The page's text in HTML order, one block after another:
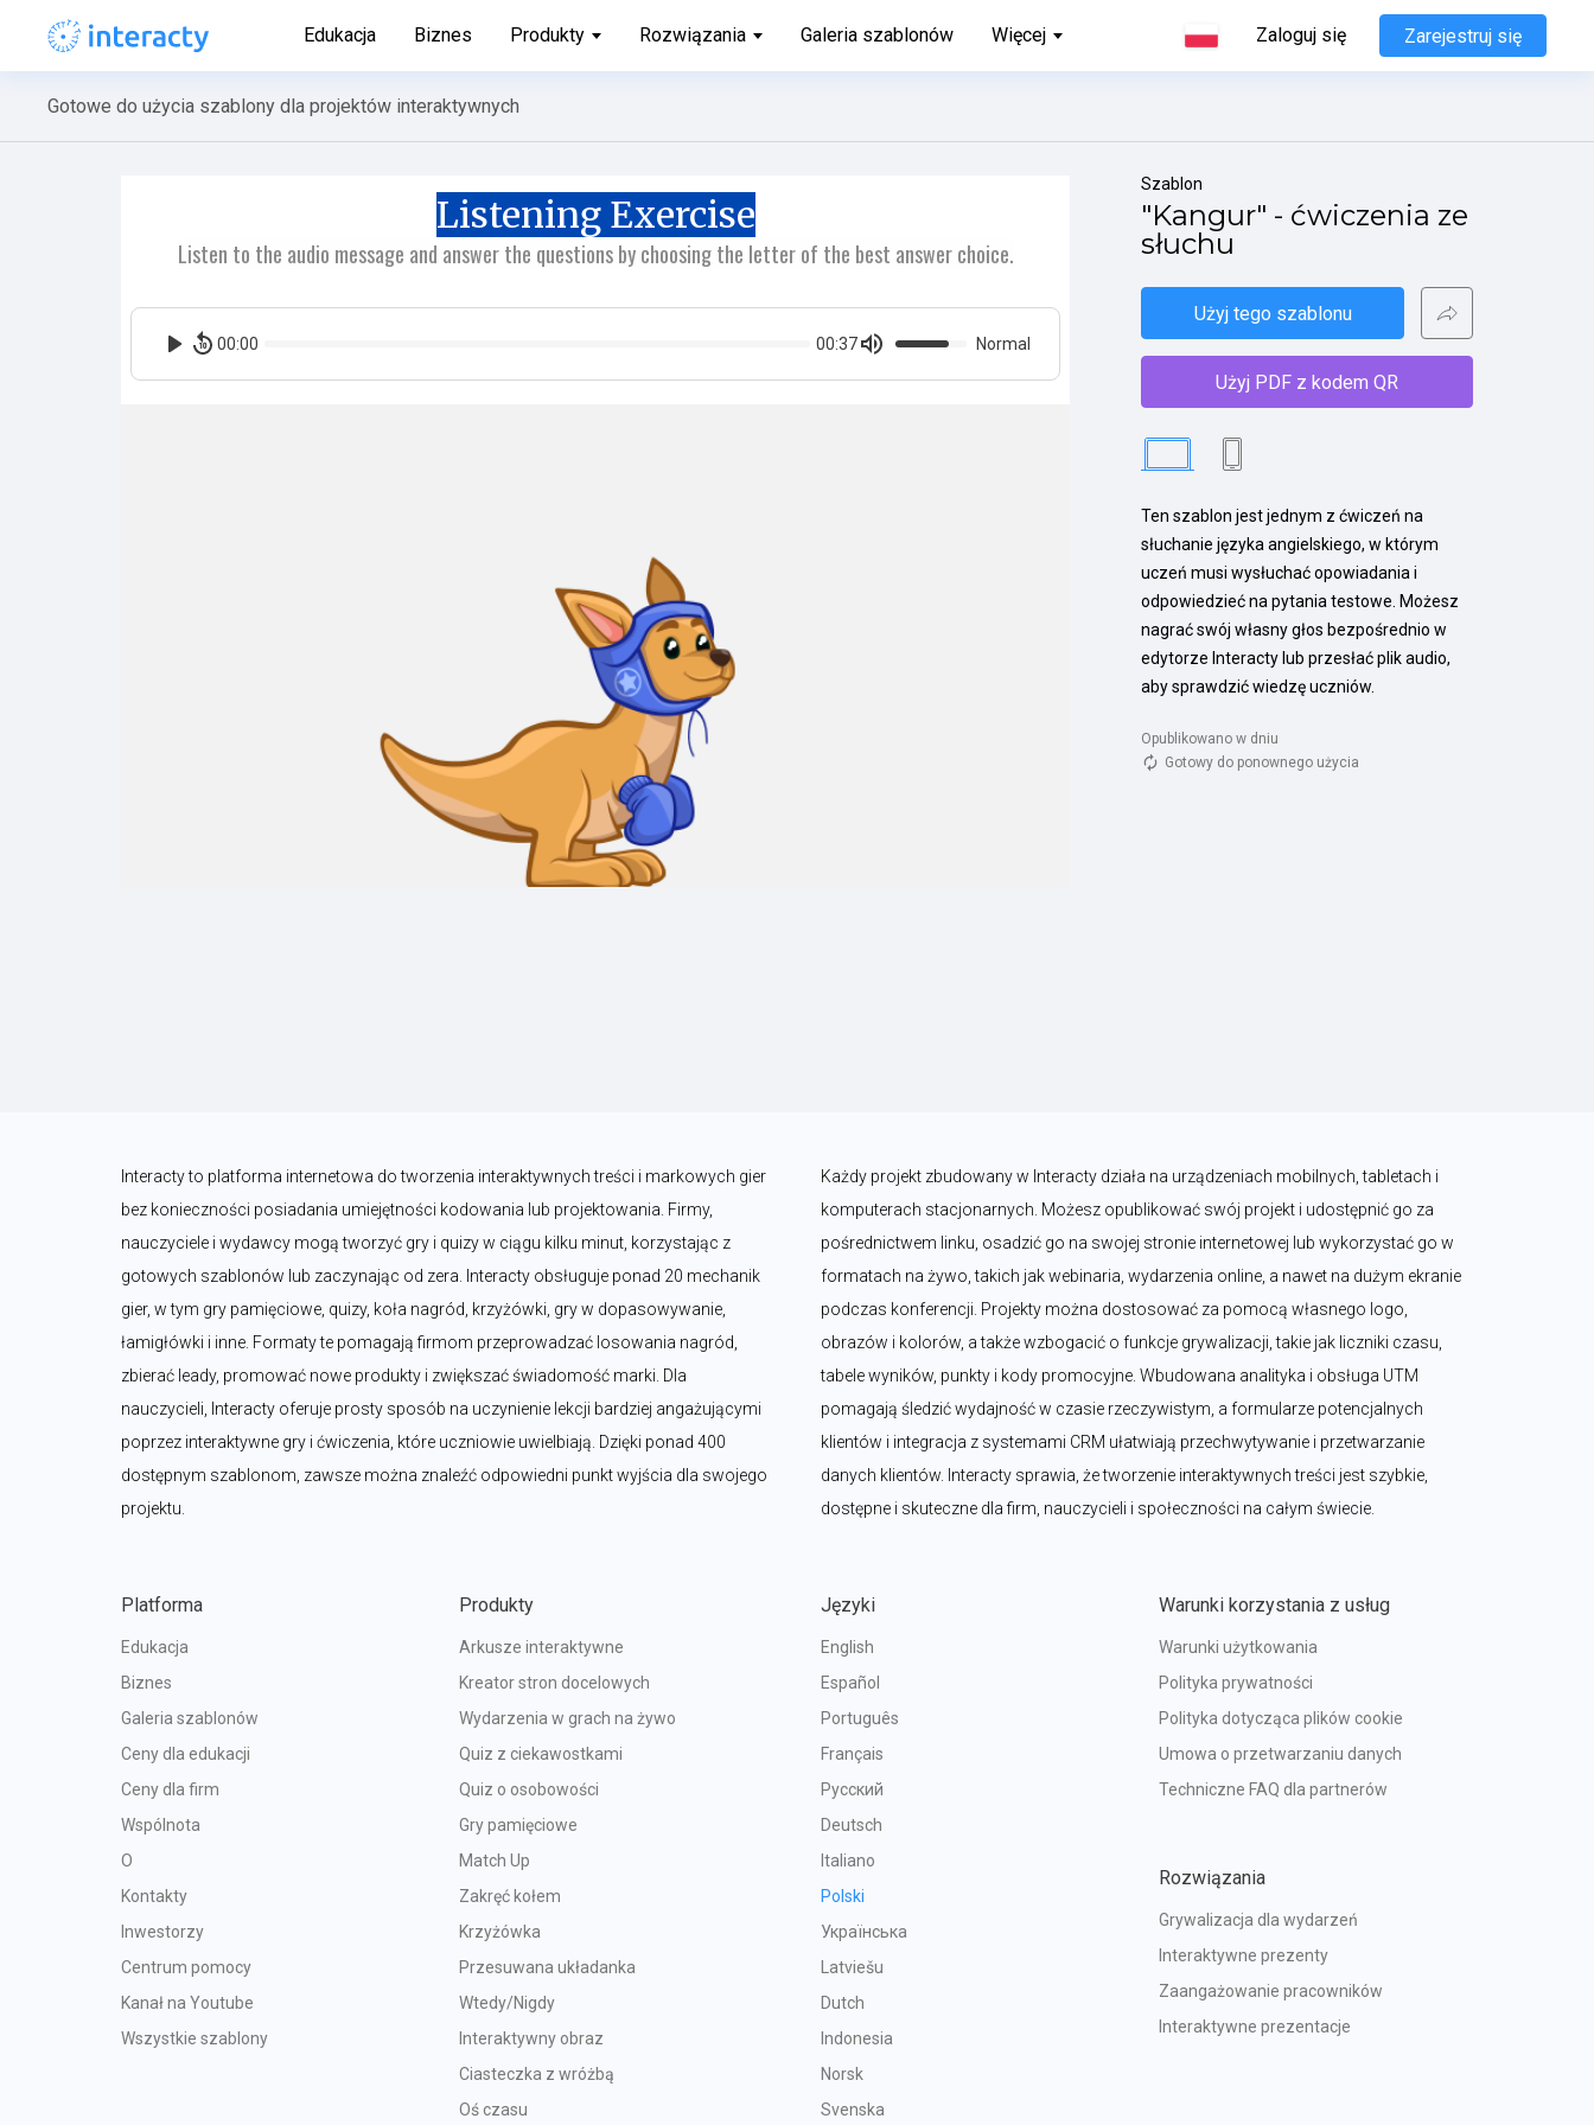
Edukacja Biznes Produkty Rozwiązania Galeria szablonów Więcej Zaloguj się Zarejestruj się
Gotowe do użycia szablony dla projektów interaktywnych
Szablon
"Kangur" - ćwiczenia ze
słuchu
Użyj tego szablonu
Użyj PDF z kodem QR
Ten szablon jest jednym z ćwiczeń na
słuchanie języka angielskiego, w którym
uczeń musi wysłuchać opowiadania i
odpowiedzieć na pytania testowe. Możesz
nagrać swój własny głos bezpośrednio w
edytorze Interacty lub przesłać plik audio,
aby sprawdzić wiedzę uczniów.
Opublikowano w dniu
Gotowy do ponownego użycia
Interacty to platforma internetowa do tworzenia interaktywnych treści i markowych gier
bez konieczności posiadania umiejętności kodowania lub projektowania. Firmy,
nauczyciele i wydawcy mogą tworzyć gry i quizy w ciągu kilku minut, korzystając z
gotowych szablonów lub zaczynając od zera. Interacty obsługuje ponad 20 mechanik
gier, w tym gry pamięciowe, quizy, koła nagród, krzyżówki, gry w dopasowywanie,
łamigłówki i inne. Formaty te pomagają firmom przeprowadzać losowania nagród,
zbierać leady, promować nowe produkty i zwiększać świadomość marki. Dla
nauczycieli, Interacty oferuje prosty sposób na uczynienie lekcji bardziej angażującymi
poprzez interaktywne gry i ćwiczenia, które uczniowie uwielbiają. Dzięki ponad 400
dostępnym szablonom, zawsze można znaleźć odpowiedni punkt wyjścia dla swojego
projektu.
Każdy projekt zbudowany w Interacty działa na urządzeniach mobilnych, tabletach i
komputerach stacjonarnych. Możesz opublikować swój projekt i udostępnić go za
pośrednictwem linku, osadzić go na swojej stronie internetowej lub wykorzystać go w
formatach na żywo, takich jak webinaria, wydarzenia online, a nawet na dużym ekranie
podczas konferencji. Projekty można dostosować za pomocą własnego logo,
obrazów i kolorów, a także wzbogacić o funkcje grywalizacji, takie jak liczniki czasu,
tabele wyników, punkty i kody promocyjne. Wbudowana analityka i obsługa UTM
pomagają śledzić wydajność w czasie rzeczywistym, a formularze potencjalnych
klientów i integracja z systemami CRM ułatwiają przechwytywanie i przetwarzanie
danych klientów. Interacty sprawia, że tworzenie interaktywnych treści jest szybkie,
dostępne i skuteczne dla firm, nauczycieli i społeczności na całym świecie.
Platforma
Edukacja
Biznes
Galeria szablonów
Ceny dla edukacji
Ceny dla firm
Wspólnota
O
Kontakty
Inwestorzy
Centrum pomocy
Kanał na Youtube
Wszystkie szablony
Produkty
Arkusze interaktywne
Kreator stron docelowych
Wydarzenia w grach na żywo
Quiz z ciekawostkami
Quiz o osobowości
Gry pamięciowe
Match Up
Zakręć kołem
Krzyżówka
Przesuwana układanka
Wtedy/Nigdy
Interaktywny obraz
Ciasteczka z wróżbą
Oś czasu
Języki
English
Español
Português
Français
Русский
Deutsch
Italiano
Polski
Українська
Latviešu
Dutch
Indonesia
Norsk
Svenska
Warunki korzystania z usług
Warunki użytkowania
Polityka prywatności
Polityka dotycząca plików cookie
Umowa o przetwarzaniu danych
Techniczne FAQ dla partnerów
Rozwiązania
Grywalizacja dla wydarzeń
Interaktywne prezenty
Zaangażowanie pracowników
Interaktywne prezentacje